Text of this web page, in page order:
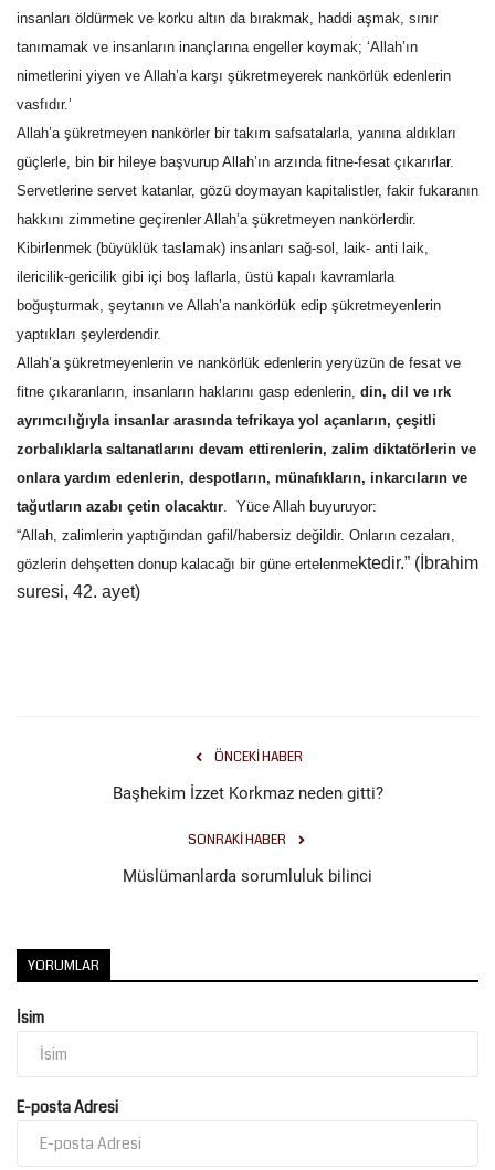
insanları öldürmek ve korku altın da bırakmak, haddi aşmak, sınır
tanımamak ve insanların inançlarına engeller koymak; ‘Allah’ın
nimetlerini yiyen ve Allah’a karşı şükretmeyerek nankörlük edenlerin
vasfıdır.’
Allah’a şükretmeyen nankörler bir takım safsatalarla, yanına aldıkları
güçlerle, bin bir hileye başvurup Allah’ın arzında fitne-fesat çıkarırlar.
Servetlerine servet katanlar, gözü doymayan kapitalistler, fakir fukaranın
hakkını zimmetine geçirenler Allah’a şükretmeyen nankörlerdir.
Kibirlenmek (büyüklük taslamak) insanları sağ-sol, laik- anti laik,
ilericilik-gericilik gibi içi boş laflarla, üstü kapalı kavramlarla
boğuşturmak, şeytanın ve Allah’a nankörlük edip şükretmeyenlerin
yaptıkları şeylerdendir.
Allah’a şükretmeyenlerin ve nankörlük edenlerin yeryüzün de fesat ve
fitne çıkaranların, insanların haklarını gasp edenlerin, din, dil ve ırk
ayrımcılığıyla insanlar arasında tefrikaya yol açanların, çeşitli
zorbalıklarla saltanatlarını devam ettirenlerin, zalim diktatörlerin ve
onlara yardım edenlerin, despotların, münafıkların, inkarcıların ve
tağutların azabı çetin olacaktır. Yüce Allah buyuruyor:
“Allah, zalimlerin yaptığından gafil/habersiz değildir. Onların cezaları,
gözlerin dehşetten donup kalacağı bir güne ertelenmektedir.” (İbrahim
suresi, 42. ayet)
ÖNCEKI HABER
Başhekim İzzet Korkmaz neden gitti?
SONRAKI HABER
Müslümanlarda sorumluluk bilinci
YORUMLAR
İsim
E-posta Adresi